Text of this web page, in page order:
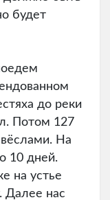
будет
до реки
Потом 127
На
10 дней.
на устье
Далее нас